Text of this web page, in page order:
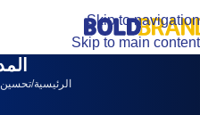
Skip to navigation
Skip to main content
الرئيسية